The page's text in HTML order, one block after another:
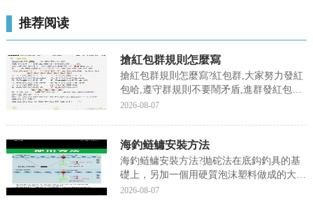
推荐阅读
搶紅包群規則怎麼寫
搶紅包群規則怎麼寫?紅包群,大家努力發紅
包哈,遵守群規則不要鬧矛盾,進群發紅包以
示誠心,麼麼哒,不為盈利隻為樂趣,為了錢的
妨參考一二希望能幫到您!搶紅包群規則怎
麼寫...
2026-08-07
海釣鲢鳙安裝方法
海釣鲢鳙安裝方法?抛砣法在底鈎釣具的基
礎上，另加一個用硬質泡沫塑料做成的大
漂，把原來的鉛墜換上有大孔眼的砣（如
2026-08-07